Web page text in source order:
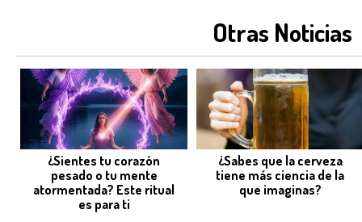
Otras Noticias
¿Sientes tu corazón
pesado o tu mente
atormentada? Este ritual
es para ti
¿Sabes que la cerveza
tiene más ciencia de la
que imaginas?